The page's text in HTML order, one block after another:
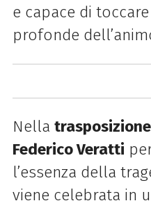
e capace di
profonde
Nella
Federico Veratti
l’essenza della
viene celebrata in